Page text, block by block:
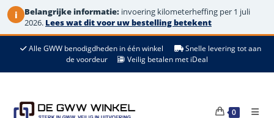
i Belangrijke informatie: invoering kilometerheffing per 1 juli
2026. Lees wat dit voor uw bestelling betekent
de
Alle GWW benodigdheden in één winkel
Snelle levering tot aan
de voordeur
Veilig betalen met iDeal
0